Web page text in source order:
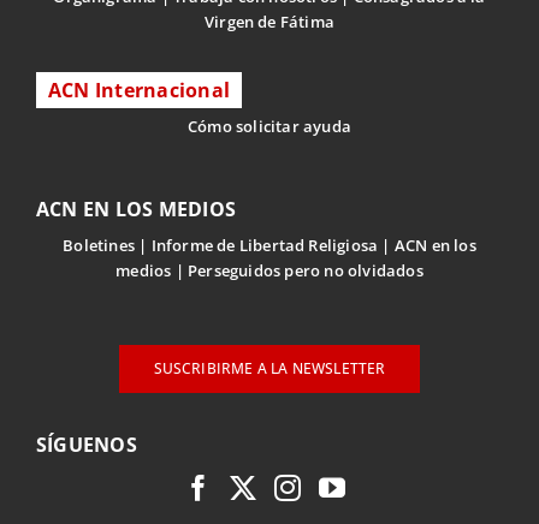
Virgen de Fátima
ACN Internacional
Cómo solicitar ayuda
ACN EN LOS MEDIOS
Boletines Informe de Libertad Religiosa
ACN en los
medios
Perseguidos pero no olvidados
SUSCRIBIRME A LA NEWSLETTER
SÍGUENOS